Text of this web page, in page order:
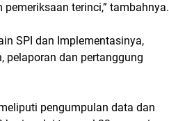
pemeriksaan terinci,” tambahnya.
SPI dan Implementasinya,
pelaporan dan pertanggung
pengumpulan data dan